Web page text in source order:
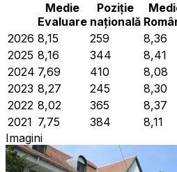
Medie
Evaluare
Poziție
națională
2026 8,15 259 8,36
2025 8,16 344 8,41
2024 7,69 410 8,08
2023 8,27 245 8,30
2022 8,02 365 8,37
2021 7,75 384 8,11
Imagini